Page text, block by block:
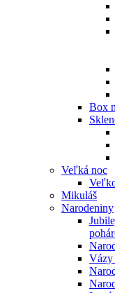
Box
Veľká noc
Mikuláš
Narodeniny
Vázy